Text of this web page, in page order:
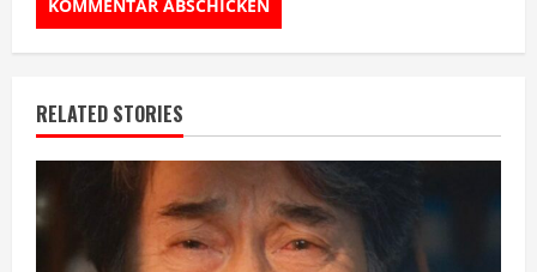
RELATED STORIES